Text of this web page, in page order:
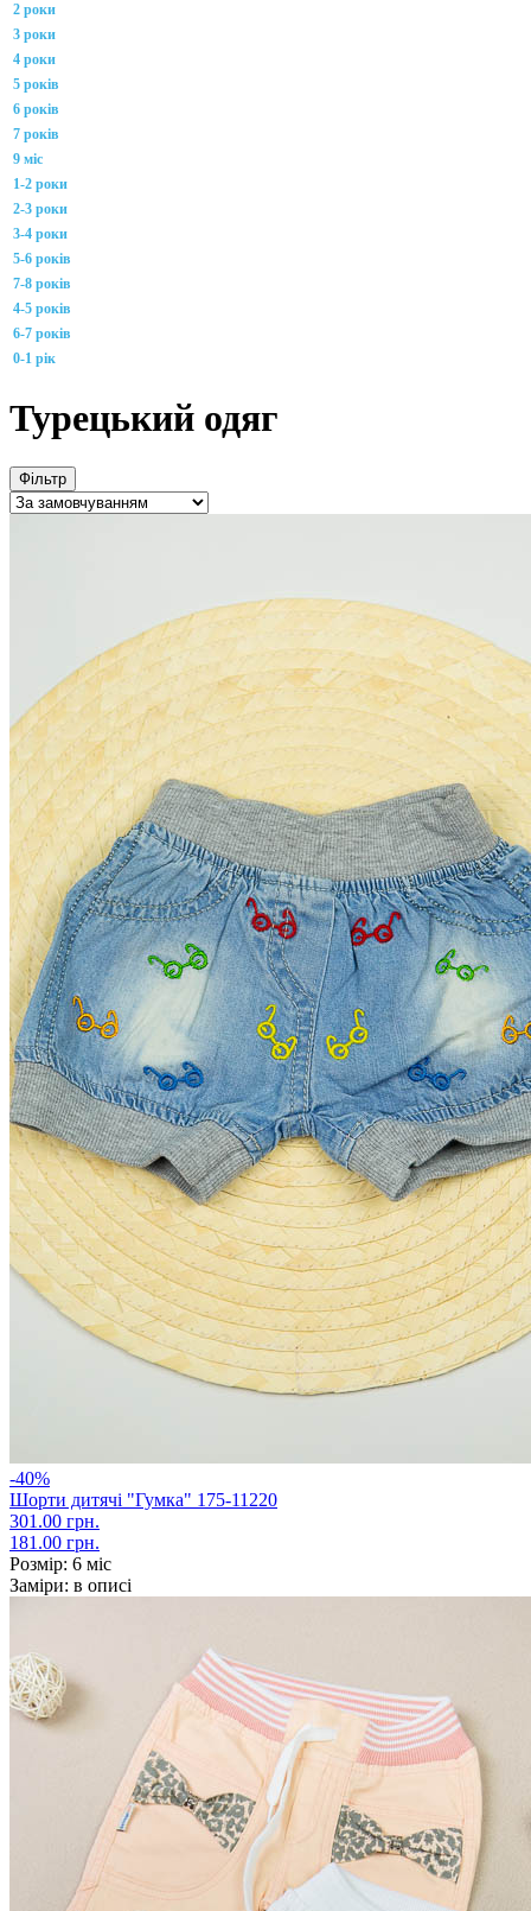
2 роки
3 роки
4 роки
5 років
6 років
7 років
9 міс
1-2 роки
2-3 роки
3-4 роки
5-6 років
7-8 років
4-5 років
6-7 років
0-1 рік
Турецький одяг
Фільтр
-40%
Шорти дитячі "Гумка" 175-11220
301.00 грн.
181.00 грн.
Розмір: 6 міс
Заміри: в описі